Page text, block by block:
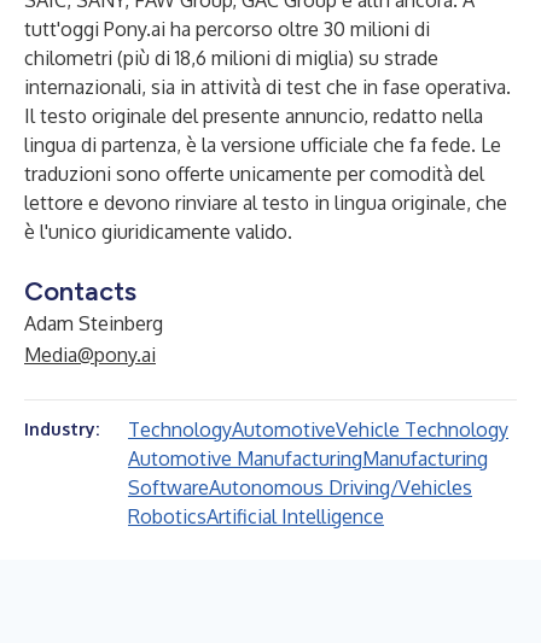
tutt'oggi Pony.ai ha percorso oltre 30 milioni di
chilometri (più di 18,6 milioni di miglia) su strade
internazionali, sia in attività di test che in fase operativa.
Il testo originale del presente annuncio, redatto nella
lingua di partenza, è la versione ufficiale che fa fede. Le
traduzioni sono offerte unicamente per comodità del
lettore e devono rinviare al testo in lingua originale, che
è l'unico giuridicamente valido.
Contacts
Adam Steinberg
Media@pony.ai
Industry: TechnologyAutomotiveVehicle Technology
Automotive ManufacturingManufacturing
SoftwareAutonomous Driving/Vehicles
RoboticsArtificial Intelligence